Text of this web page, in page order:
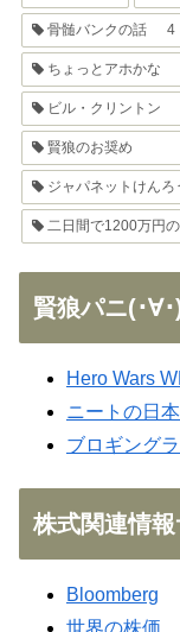
骨髄バンクの話 4
ちょっとアホかな
ビル・クリントン
賢狼のお奨め
ジャパネットけんろ
二日間で1200万円
賢狼パニ(･∀
Hero Wars
ニートの日
ブロギング
株式関連情報
Bloomberg